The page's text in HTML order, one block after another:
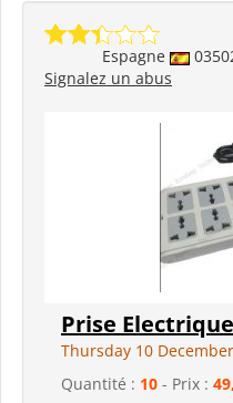
Espagne
Signalez un abus
Prise
Thursday 10
Quantité : 10 - Prix :